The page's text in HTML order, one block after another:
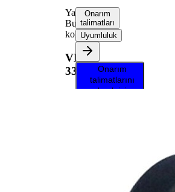
Yataklama,
Bugi
kolu
VKDS
331023
Onarım
talimatları
Uyumluluk
Onarım
talimatlarını
almak için